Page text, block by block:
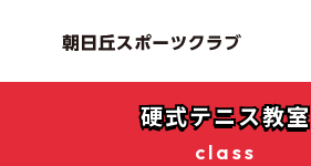
硬式テニス教室
class